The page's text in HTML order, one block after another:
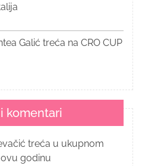
Galić treća na CRO CUP
komentari
treća u ukupnom
godinu